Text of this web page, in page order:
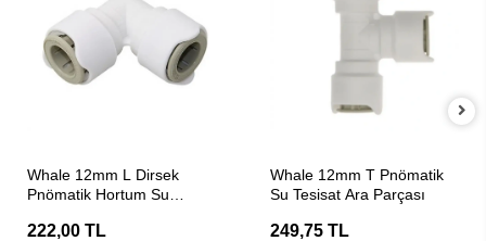
Whale 12mm L Dirsek
Pnömatik Hortum Su
222,00 TL
Whale 12mm T Pnömatik
Su Tesisat Ara Parçası
249,75 TL